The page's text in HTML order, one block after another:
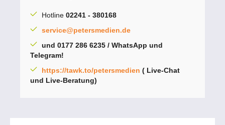
Hotline 02241 - 380168
service@petersmedien.de
und 0177 286 6235 / WhatsApp und
Telegram!
https://tawk.to/petersmedien ( Live-Chat
und Live-Beratung)